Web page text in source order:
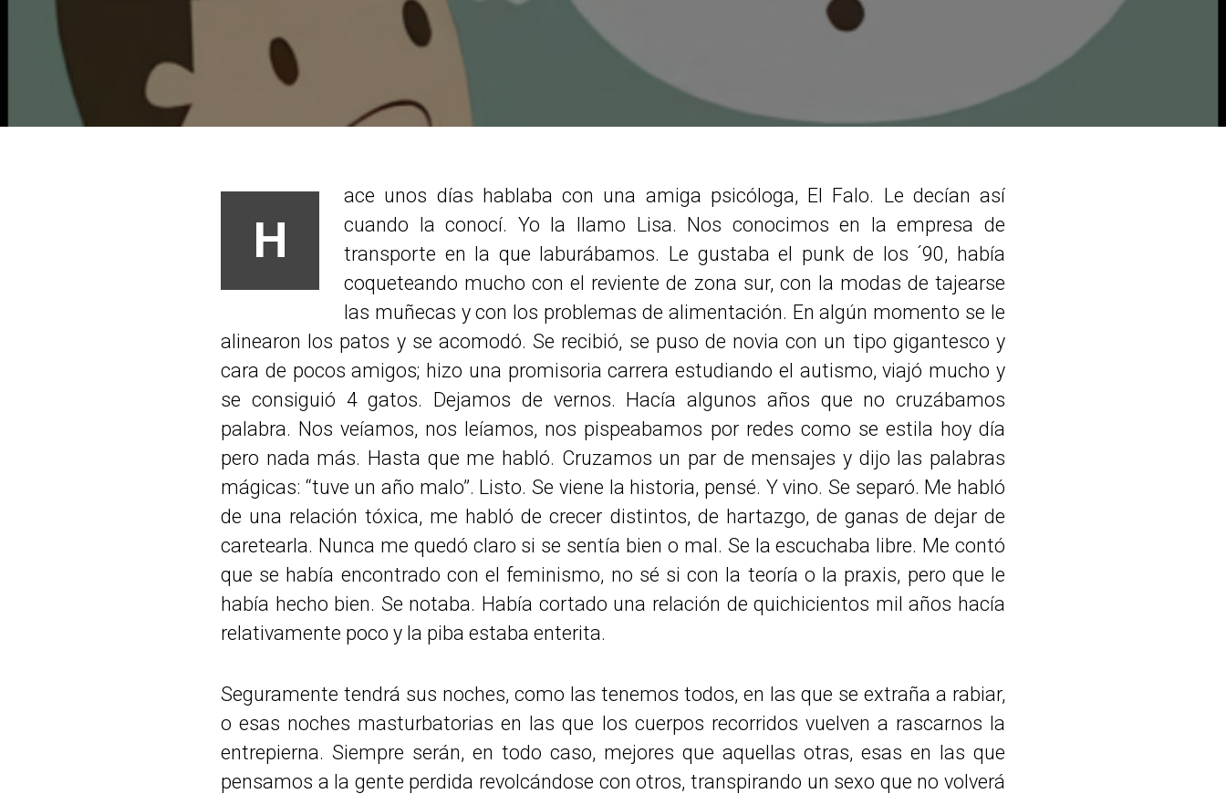
H
ace unos días hablaba con una amiga psicóloga, El Falo. Le decían así
cuando la conocí. Yo la llamo Lisa. Nos conocimos en la empresa de
transporte en la que laburábamos. Le gustaba el punk de los ´90, había
coqueteando mucho con el reviente de zona sur, con la modas de tajearse
las muñecas y con los problemas de alimentación. En algún momento se le
alinearon los patos y se acomodó. Se recibió, se puso de novia con un tipo gigantesco y
cara de pocos amigos; hizo una promisoria carrera estudiando el autismo, viajó mucho y
se consiguió 4 gatos. Dejamos de vernos.
Hacía algunos años que no cruzábamos
palabra. Nos veíamos, nos leíamos, nos pispeabamos por redes como se estila hoy día
pero nada más. Hasta que me habló. Cruzamos un par de mensajes y dijo las palabras
mágicas: “tuve un año malo”. Listo. Se viene la historia, pensé. Y vino. Se separó. Me habló
de una relación tóxica, me habló de crecer distintos, de hartazgo, de ganas de dejar de
caretearla. Nunca me quedó claro si se sentía bien o mal. Se la escuchaba libre. Me contó
que se había encontrado con el feminismo, no sé si con la teoría o la praxis, pero que le
había hecho bien. Se notaba. Había cortado una relación de quichicientos mil años hacía
relativamente poco y la piba estaba enterita.
Seguramente tendrá sus noches, como las tenemos todos, en las que se extraña a rabiar,
o esas noches masturbatorias en las que los cuerpos recorridos vuelven a rascarnos la
entrepierna. Siempre serán, en todo caso, mejores que aquellas otras, esas en las que
pensamos a la gente perdida revolcándose con otros, transpirando un sexo que no volverá